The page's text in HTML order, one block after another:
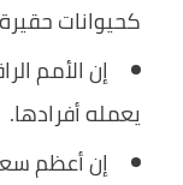
كحيوانات
إن الأمم
يعمله أفرادها.
إن أعظم